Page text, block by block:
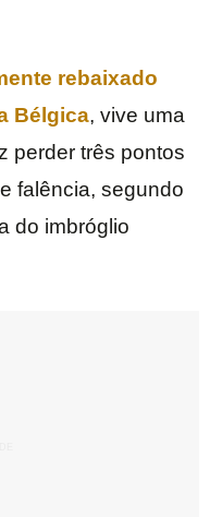
rebaixado
Bélgica, vive uma
perder três pontos
falência, segundo
do imbróglio